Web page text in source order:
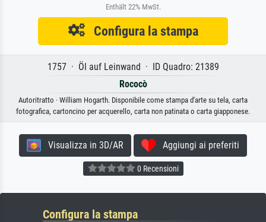
Enthält 22% MwSt.
Configura la stampa
1757 · Öl auf Leinwand · ID Quadro: 21389
Rococò
Autoritratto · William Hogarth. Disponibile come stampa d'arte su tela, carta
fotografica, cartoncino per acquerello, carta non patinata o carta giapponese.
Visualizza in 3D/AR Aggiungi ai preferiti
0 Recensioni
Configura la stampa